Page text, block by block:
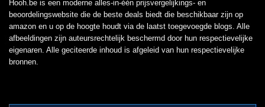
Hooh.be is een moderne alles-in-één prijsvergelijkings- en
beoordelingswebsite die de beste deals biedt die beschikbaar zijn op
amazon en u op de hoogte houdt via de laatst toegevoegde blogs. Alle
afbeeldingen zijn auteursrechtelijk beschermd door hun respectievelijke
eigenaren. Alle geciteerde inhoud is afgeleid van hun respectievelijke
bronnen.